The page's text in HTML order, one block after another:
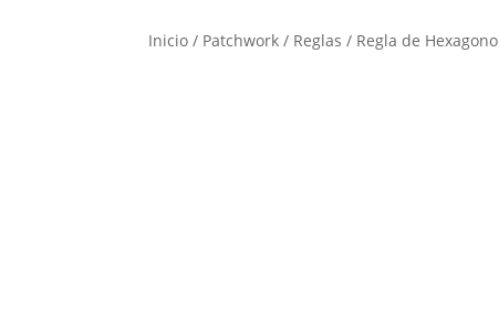
Inicio / Patchwork / Reglas / Regla de Hexagono